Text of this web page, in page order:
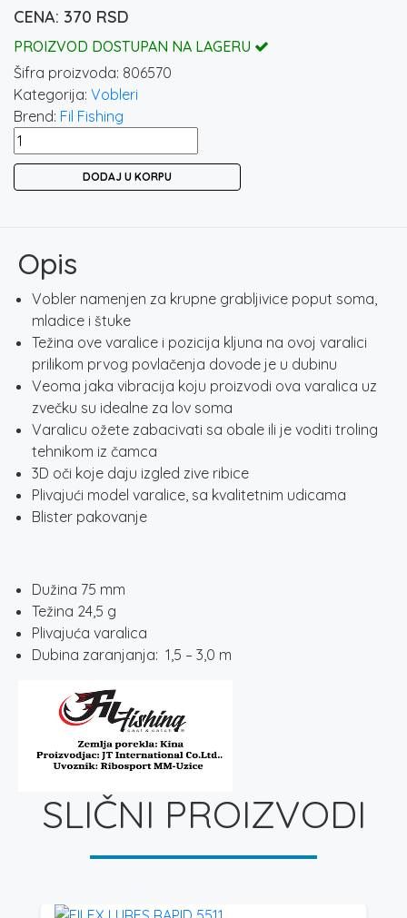
370 RSD
PROIZVOD DOSTUPAN NA LAGERU
Šifra proizvoda: 806570
Kategorija: Vobleri
Brend: Fil Fishing
FILEX
LURES
DODAJ U KORPU
Opis
Vobler namenjen za krupne grabljivice poput soma,
mladice i štuke
Težina ove varalice i pozicija kljuna na ovoj varalici
prilikom prvog povlačenja dovode je u dubinu
Veoma jaka vibracija koju proizvodi ova varalica uz
zvečku su idealne za lov soma
Varalicu ožete zabacivati sa obale ili je voditi troling
tehnikom iz čamca
3D oči koje daju izgled zive ribice
Plivajući model varalice, sa kvalitetnim udicama
Blister pakovanje
Dužina 75 mm
Težina 24,5 g
Plivajuća varalica
Dubina zaranjanja: 1,5 – 3,0 m
SLIČNI PROIZVODI